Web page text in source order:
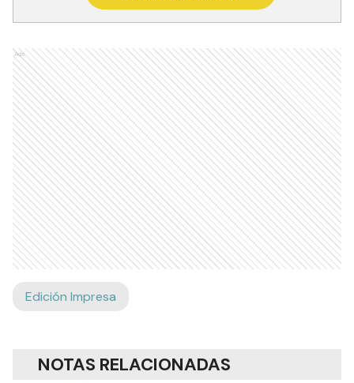
Ads
Edición Impresa
NOTAS RELACIONADAS